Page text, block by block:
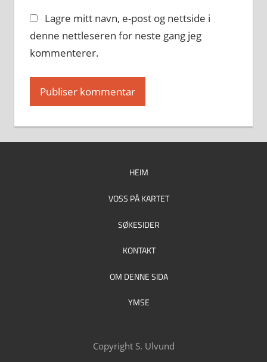
Lagre mitt navn, e-post og nettside i
denne nettleseren for neste gang jeg
kommenterer.
HEIM
VOSS PÅ KARTET
SØKESIDER
KONTAKT
OM DENNE SIDA
YMSE
Copyright S. Ulvund